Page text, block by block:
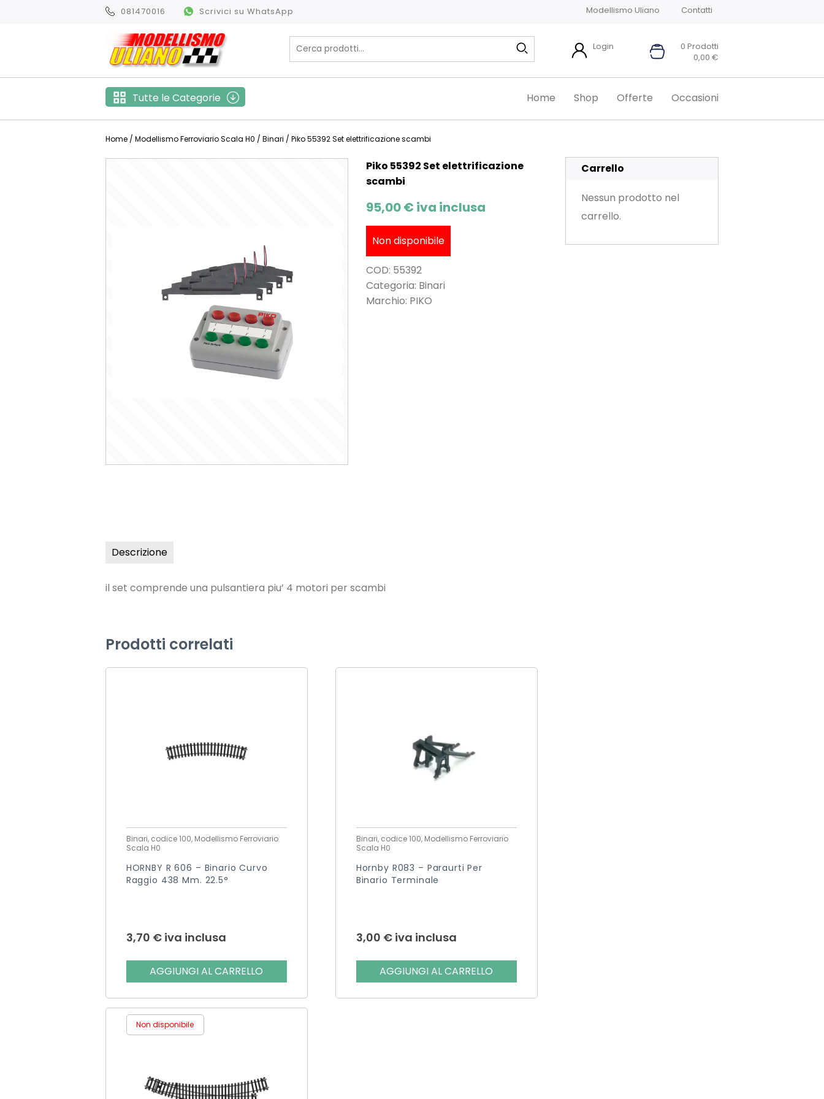
081470016 Scrivici su WhatsApp Modellismo Uliano Contatti
0 Prodotti
0,00 €
Login
Tutte le Categorie Home Shop Offerte Occasioni
Home / Modellismo Ferroviario Scala H0 / Binari / Piko 55392 Set elettrificazione scambi
Piko 55392 Set elettrificazione
scambi
95,00€ iva inclusa
Non disponibile
COD: 55392
Categoria: Binari
Marchio: PIKO
Descrizione
il set comprende una pulsantiera piu’ 4 motori per scambi
Prodotti correlati
Binari, codice 100, Modellismo Ferroviario
Scala H0
HORNBY R 606 – Binario Curvo
Raggio 438 Mm. 22.5°
3,70 € iva inclusa
AGGIUNGI AL CARRELLO
Binari, codice 100, Modellismo Ferroviario
Scala H0
Hornby R083 – Paraurti Per
Binario Terminale
3,00 € iva inclusa
AGGIUNGI AL CARRELLO
Non disponibile
Carrello
Nessun prodotto nel
carrello.